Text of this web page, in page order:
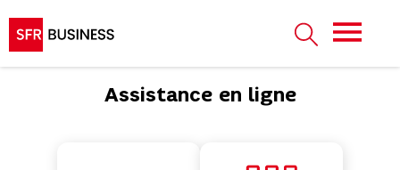
Assistance en ligne